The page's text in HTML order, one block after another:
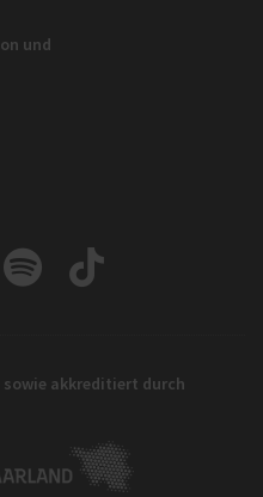
und
akkreditiert durch